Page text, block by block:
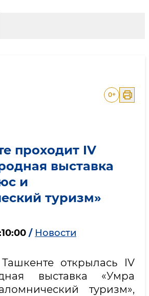
0+
проходит IV
выставка
и
туризм»
/ Новости
открылась IV
выставка «Умра
туризм»,